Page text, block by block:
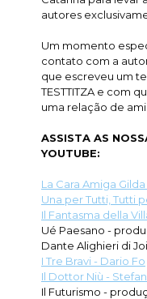
autores
Um momento
contato com a
que escreveu um
TESTTITZA e com
uma relação de
ASSISTA AS
YOUTUBE:
La Cara Amiga
Una per Tutti, Tutti
Il Fantasma della
Ué Paesano -
Dante Alighieri di
I Tre Bravi - Dario Fo
Il Dottor Niù -
Il Futurismo -